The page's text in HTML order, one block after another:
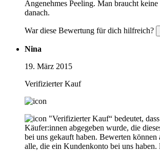
Angenehmes Peeling. Man braucht
danach.
War diese Bewertung für dich hilfreich?
Nina
19. März 2015
Verifizierter Kauf
"Verifizierter Kauf“ bedeutet,
Käufer:innen abgegeben wurde, die
bei uns gekauft haben. Bewerten können
alle, die ein Kundenkonto bei uns haben.